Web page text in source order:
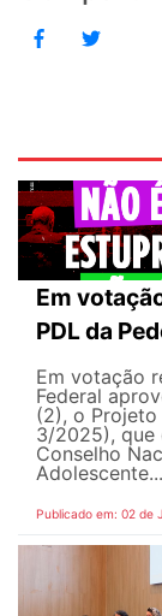
Em
PDL da
Em votação
Federal
(2), o
3/2025), que
Conselho
Adolescente...
Publicado em: 02 de